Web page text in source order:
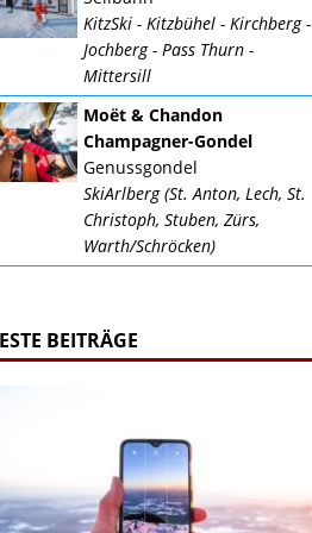
KitzSki - Kitzbühel - Kirchberg -
Jochberg - Pass Thurn -
Mittersill
Moët & Chandon
Champagner-Gondel
Genussgondel
SkiArlberg (St. Anton, Lech, St.
Christoph, Stuben, Zürs,
Warth/Schröcken)
BEITRÄGE